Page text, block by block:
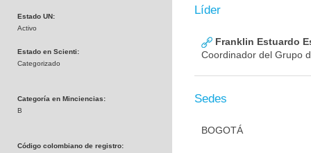
Estado UN:
Activo
Estado en Scienti:
Categorizado
Categoría en Minciencias:
B
Código colombiano de registro:
Líder
Franklin Estuardo
Coordinador del Grupo
Sedes
BOGOTÁ